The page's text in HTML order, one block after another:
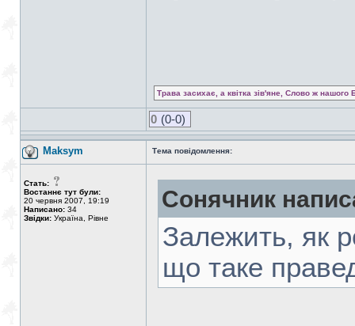
Трава засихає, а квітка зів'яне, Слово ж нашого
0 (0-0)
Maksym Тема повідомлення:
Стать:
Востаннє тут були:
20 червня 2007, 19:19
Написано: 34
Звідки: Україна, Рівне
Сонячник
Залежить, як
що таке